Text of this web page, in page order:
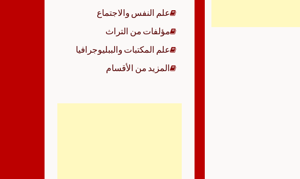
علم النفس والاجتماع
مؤلفات من التراث
علم المكتبات والببليوجرافيا
المزيد من الأقسام